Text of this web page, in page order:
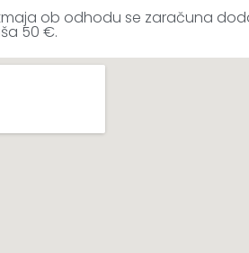
ob odhodu se zaračuna
50 €.